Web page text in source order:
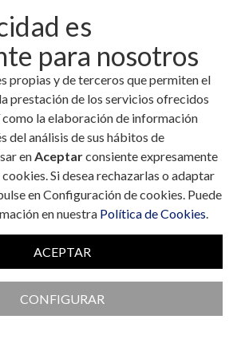
es
para nosotros
propias y de terceros que permiten el
prestación de los servicios ofrecidos
como la elaboración de información
del análisis de sus hábitos de
enAceptarconsiente expresamente
Si desea rechazarlas o adaptar
en Configuración de cookies. Puede
en nuestra Política de Cookies.
ACEPTAR
CONFIGURAR
con la Fundación